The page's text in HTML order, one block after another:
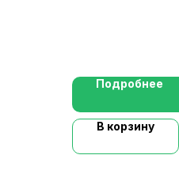
Подробнее
В корзину